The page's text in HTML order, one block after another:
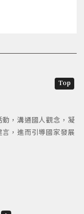
，溝通國人觀念，凝
，進而引導國家發展
Top